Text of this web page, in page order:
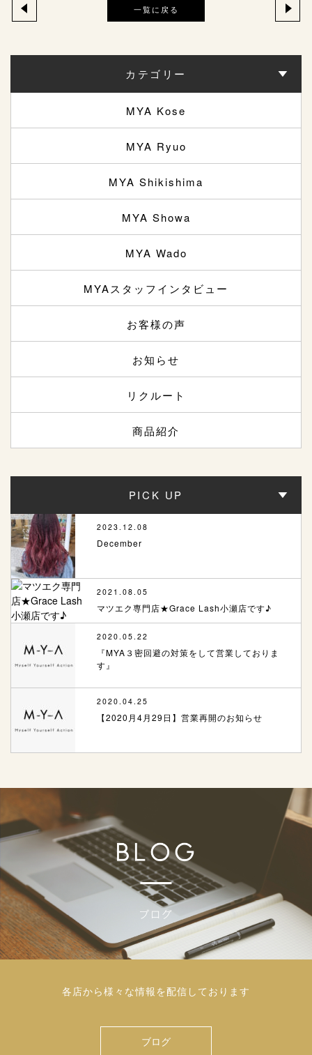
一覧に戻る
カテゴリー
MYA Kose
MYA Ryuo
MYA Shikishima
MYA Showa
MYA Wado
MYAスタッフインタビュー
お客様の声
お知らせ
リクルート
商品紹介
PICK UP
2023.12.08
December
2021.08.05
マツエク専門店★Grace Lash小瀬店です♪
2020.05.22
『MYA３密回避の対策をして営業しておりま
す』
2020.04.25
【2020月4月29日】営業再開のお知らせ
各店から様々な情報を配信しております
ブログ